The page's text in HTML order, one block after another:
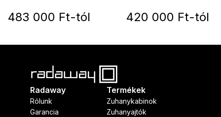
483 000 Ft-tól 420 000 Ft-tól
Radaway
Rólunk
Garancia
Termékek
Zuhanykabinok
Zuhanyajtók